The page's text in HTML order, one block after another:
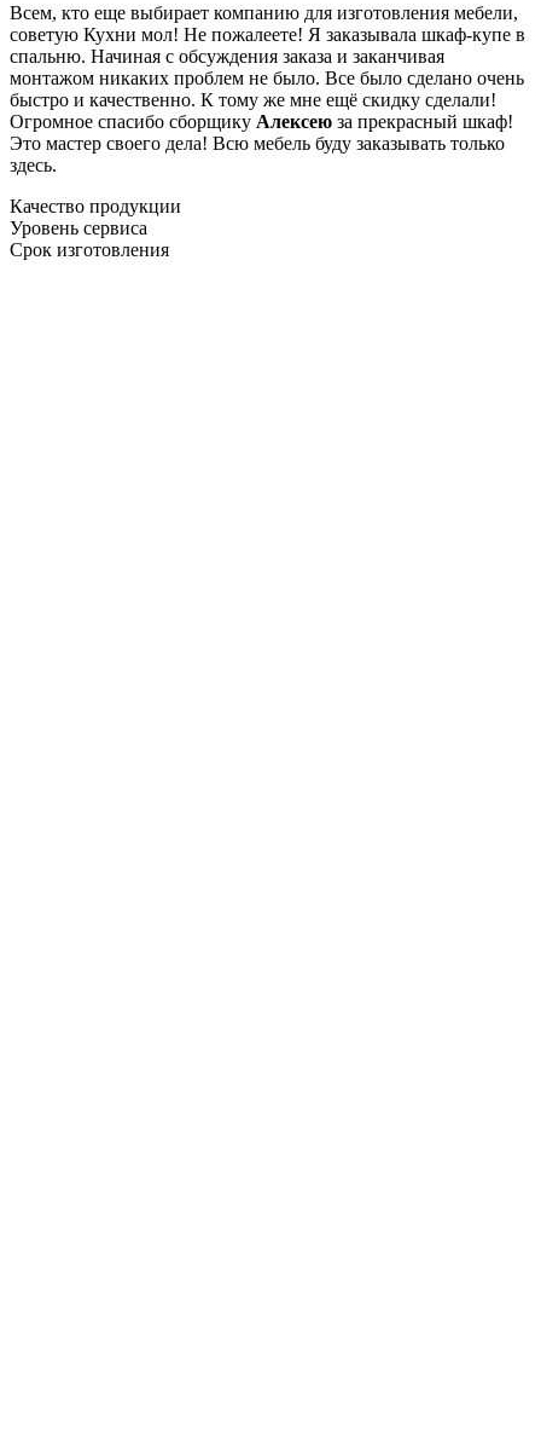
Всем, кто еще выбирает компанию для изготовления мебели,
советую Кухни мол! Не пожалеете! Я заказывала шкаф-купе в
спальню. Начиная с обсуждения заказа и заканчивая
монтажом никаких проблем не было. Все было сделано очень
быстро и качественно. К тому же мне ещё скидку сделали!
Огромное спасибо сборщику Алексею за прекрасный шкаф!
Это мастер своего дела! Всю мебель буду заказывать только
здесь.
Качество продукции
Уровень сервиса
Срок изготовления